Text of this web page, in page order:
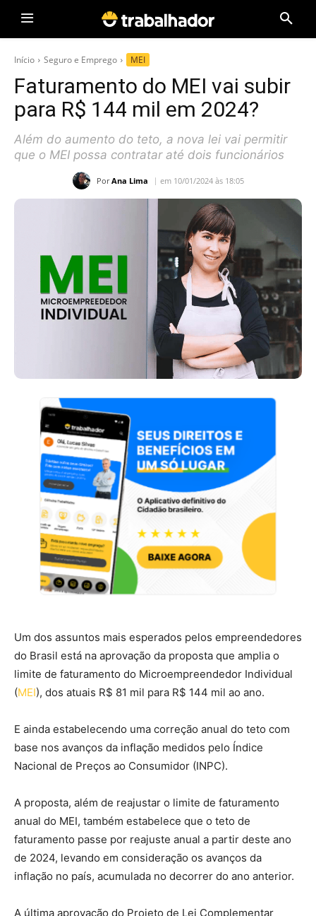
Início Seguro e Emprego MEI
Faturamento do MEI vai subir
para R$ 144 mil em 2024?
Além do aumento do teto, a nova lei vai permitir
que o MEI possa contratar até dois funcionários
Por Ana Lima em 10/01/2024 às 18:05
Um dos assuntos mais esperados pelos empreendedores
do Brasil está na aprovação da proposta que amplia o
limite de faturamento do Microempreendedor Individual
(MEI), dos atuais R$ 81 mil para R$ 144 mil ao ano.
E ainda estabelecendo uma correção anual do teto com
base nos avanços da inflação medidos pelo Índice
Nacional de Preços ao Consumidor (INPC).
A proposta, além de reajustar o limite de faturamento
anual do MEI, também estabelece que o teto de
faturamento passe por reajuste anual a partir deste ano
de 2024, levando em consideração os avanços da
inflação no país, acumulada no decorrer do ano anterior.
A última aprovação do Projeto de Lei Complementar